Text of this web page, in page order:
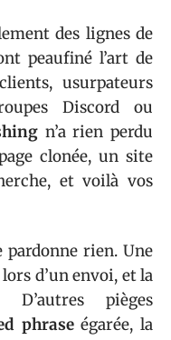
des lignes de
peaufiné l’art de
usurpateurs
Discord ou
n’a rien perdu
clonée, un site
et voilà vos
pardonne rien. Une
d’un envoi, et la
pièges
phraseégarée, la